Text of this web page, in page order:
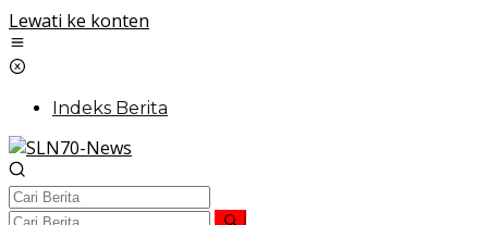
Lewati ke konten
Indeks Berita